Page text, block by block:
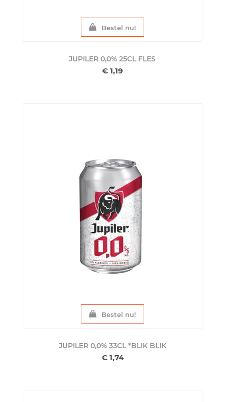
Bestel nu!
JUPILER 0,0% 25CL FLES
€ 1,19
Bestel nu!
JUPILER 0,0% 33CL *BLIK BLIK
€ 1,74